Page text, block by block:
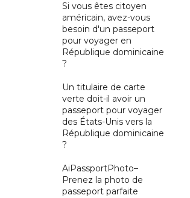
Si vous êtes citoyen
américain, avez-vous
besoin d'un passeport
pour voyager en
République dominicaine
?
Un titulaire de carte
verte doit-il avoir un
passeport pour voyager
des États-Unis vers la
République dominicaine
?
AiPassportPhoto–
Prenez la photo de
passeport parfaite